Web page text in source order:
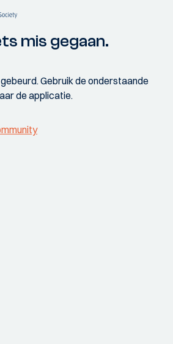
mis gegaan.
Gebruik de onderstaande
de applicatie.